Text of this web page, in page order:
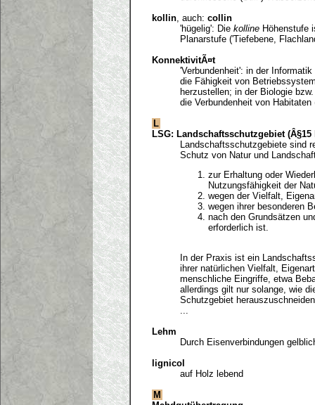
kollin , auch: collin
'hügelig': Die kolline Höhenstufe
Planarstufe ('Tiefebene,
KonnektivitÃ¤t
'Verbundenheit': in der
die Fähigkeit von
herzustellen; in der Biologie
die Verbundenheit von
L
LSG: Landschaftsschutzgebiet (Â§15
Landschaftsschutzgebiete sind
Schutz von Natur und
zur Erhaltung oder
Nutzungsfähigkeit der
wegen der Vielfalt,
wegen ihrer besonderen
nach den Grundsätzen
erforderlich ist.
In der Praxis ist ein
ihrer natürlichen Vielfalt,
menschliche Eingriffe, etwa
allerdings gilt nur solange, wie
Schutzgebiet
...
Lehm
Durch Eisenverbindungen
lignicol
auf Holz lebend
M